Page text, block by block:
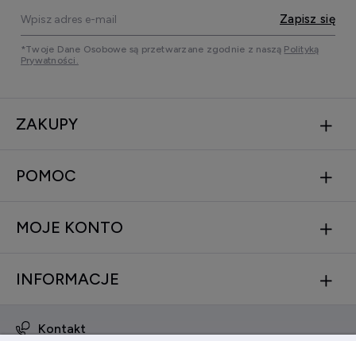
Zapisz się
*Twoje Dane Osobowe są przetwarzane zgodnie z naszą Polityką
Prywatności.
ZAKUPY
POMOC
MOJE KONTO
INFORMACJE
Kontakt